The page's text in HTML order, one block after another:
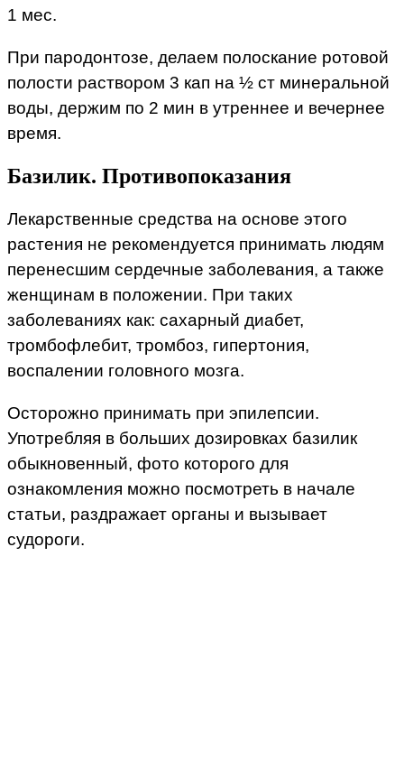
1 мес.
При пародонтозе, делаем полоскание ротовой
полости раствором 3 кап на ½ ст минеральной
воды, держим по 2 мин в утреннее и вечернее
время.
Базилик. Противопоказания
Лекарственные средства на основе этого
растения не рекомендуется принимать людям
перенесшим сердечные заболевания, а также
женщинам в положении. При таких
заболеваниях как: сахарный диабет,
тромбофлебит, тромбоз, гипертония,
воспалении головного мозга.
Осторожно принимать при эпилепсии.
Употребляя в больших дозировках базилик
обыкновенный, фото которого для
ознакомления можно посмотреть в начале
статьи, раздражает органы и вызывает
судороги.